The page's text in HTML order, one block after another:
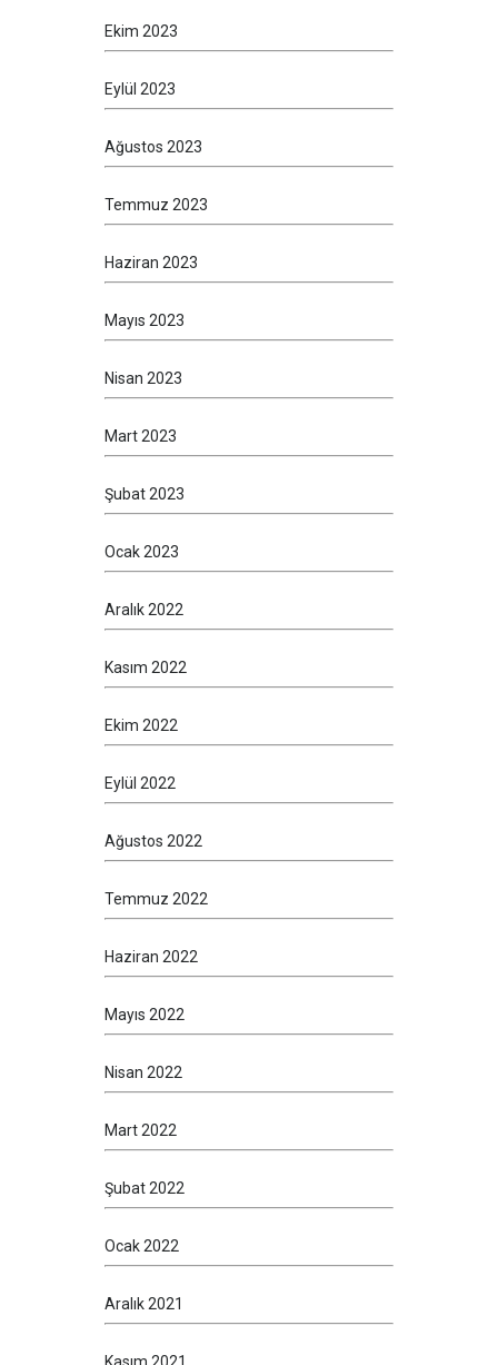
Ekim 2023
Eylül 2023
Ağustos 2023
Temmuz 2023
Haziran 2023
Mayıs 2023
Nisan 2023
Mart 2023
Şubat 2023
Ocak 2023
Aralık 2022
Kasım 2022
Ekim 2022
Eylül 2022
Ağustos 2022
Temmuz 2022
Haziran 2022
Mayıs 2022
Nisan 2022
Mart 2022
Şubat 2022
Ocak 2022
Aralık 2021